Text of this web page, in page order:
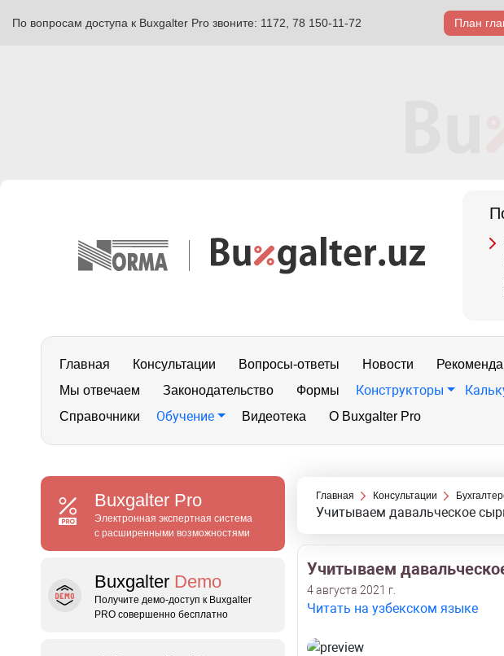
По вопросам доступа к Buxgalter Pro звоните: 1172, 78 150-11-72 План
Главная Консультации Вопросы-ответы Новости
Мы отвечаем
Законодательство Формы Конструкторы
Справочники Обучение Видеотека О Buxgalter Pro
Buxgalter Pro
Электронная экспертная система
с расширенными возможностями
Buxgalter Demo
Получите демо‑доступ к Buxgalter
PRO совершенно бесплатно
Главная Консультации
Учитываем давальческое
Учитываем
4 августа 2021 г.
Читать на узбекском языке